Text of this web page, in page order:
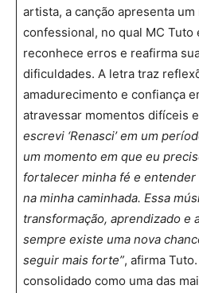
artista, a canção apresenta
confessional, no qual MC
reconhece erros e reafirma
dificuldades. A letra traz
amadurecimento e confiança
atravessar momentos difíceis
escrevi ‘Renasci’ em um
um momento em que eu
fortalecer minha fé e
na minha caminhada. Essa
transformação, aprendizado e
sempre existe uma nova
seguir mais forte”, afirma
consolidado como uma das